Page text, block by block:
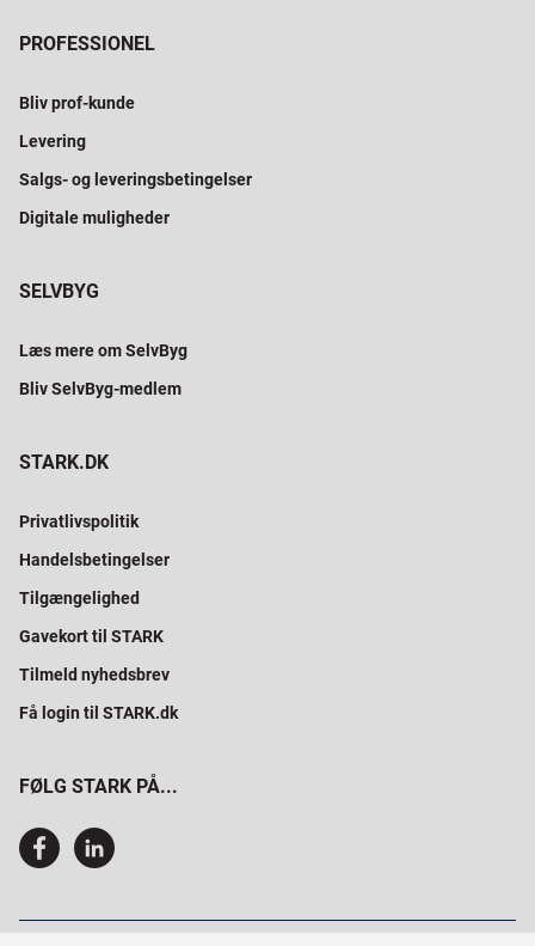
PROFESSIONEL
Bliv prof-kunde
Levering
Salgs- og leveringsbetingelser
Digitale muligheder
SELVBYG
Læs mere om SelvByg
Bliv SelvByg-medlem
STARK.DK
Privatlivspolitik
Handelsbetingelser
Tilgængelighed
Gavekort til STARK
Tilmeld nyhedsbrev
Få login til STARK.dk
FØLG STARK PÅ...